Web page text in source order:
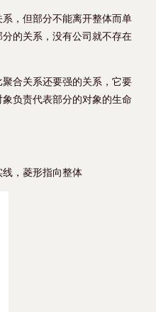
系，但部分不能离开整体而单
的关系，没有公司就不存在
合关系还要强的关系，它要
负责代表部分的对象的生命
线，菱形指向整体